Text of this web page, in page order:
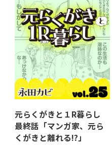
元らくがきと１R暮らし
最終話「マンガ家、元ら
くがきと離れる!?」